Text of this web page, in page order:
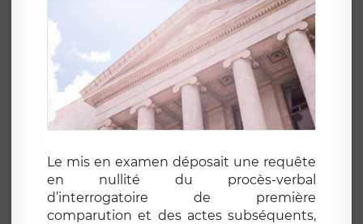
Le mis en examen déposait une requête
en nullité du procès-verbal
d’interrogatoire de première
comparution et des actes subséquents,